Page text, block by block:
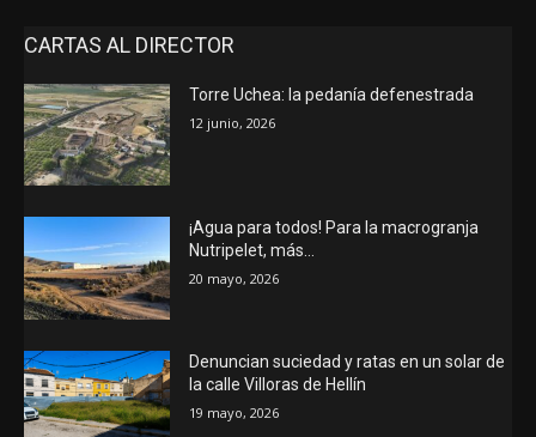
CARTAS AL DIRECTOR
Torre Uchea: la pedanía defenestrada
12 junio, 2026
¡Agua para todos! Para la macrogranja
Nutripelet, más…
20 mayo, 2026
Denuncian suciedad y ratas en un solar de
la calle Villoras de Hellín
19 mayo, 2026